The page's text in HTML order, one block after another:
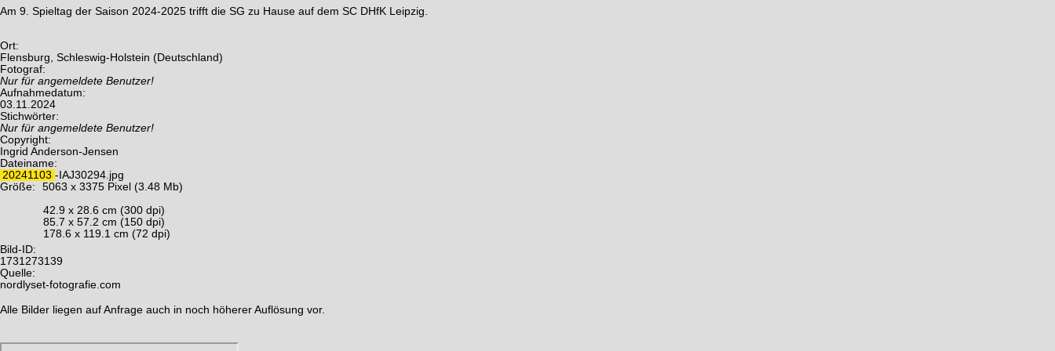
Am 9. Spieltag der Saison 2024-2025 trifft die SG zu Hause auf dem SC DHfK Leipzig.
Ort:
Flensburg, Schleswig-Holstein (Deutschland)
Fotograf:
Nur für angemeldete Benutzer!
Aufnahmedatum:
03.11.2024
Stichwörter:
Nur für angemeldete Benutzer!
Copyright:
Ingrid Anderson-Jensen
Dateiname:
20241103 -IAJ30294.jpg
Größe:
5063 x 3375 Pixel (3.48 Mb)
42.9 x 28.6 cm (300 dpi)
85.7 x 57.2 cm (150 dpi)
178.6 x 119.1 cm (72 dpi)
Bild-ID:
1731273139
Quelle:
nordlyset-fotografie.com
Alle Bilder liegen auf Anfrage auch in noch höherer Auflösung vor.